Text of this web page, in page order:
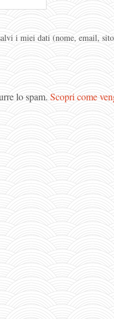
i miei dati (nome, email,
lo spam. Scopri come